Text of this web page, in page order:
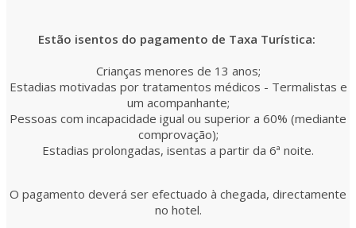
Estão isentos do pagamento de Taxa Turística:
Crianças menores de 13 anos;
Estadias motivadas por tratamentos médicos - Termalistas e
um acompanhante;
Pessoas com incapacidade igual ou superior a 60% (mediante
comprovação);
Estadias prolongadas, isentas a partir da 6ª noite.
O pagamento deverá ser efectuado à chegada, directamente
no hotel.